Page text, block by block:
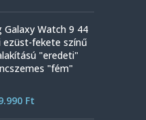
Galaxy Watch 9 44
ezüst-fekete színű
"eredeti"
"fém"
Ft